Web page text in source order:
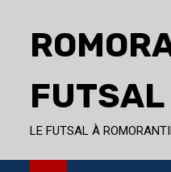
content
LE FUTSAL À